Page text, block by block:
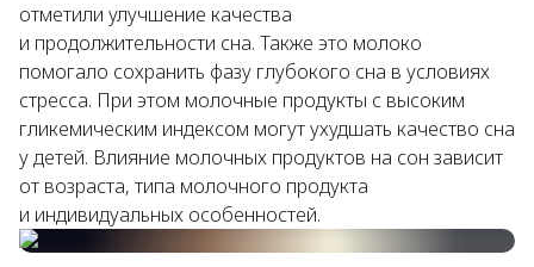
отметили улучшение качества
и продолжительности сна. Также это молоко
помогало сохранить фазу глубокого сна в условиях
стресса. При этом молочные продукты с высоким
гликемическим индексом могут ухудшать качество сна
у детей. Влияние молочных продуктов на сон зависит
от возраста, типа молочного продукта
и индивидуальных особенностей.